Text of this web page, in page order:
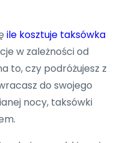
ile kosztuje taksówka
w zależności od
to, czy podróżujesz z
do swojego
nocy, taksówki